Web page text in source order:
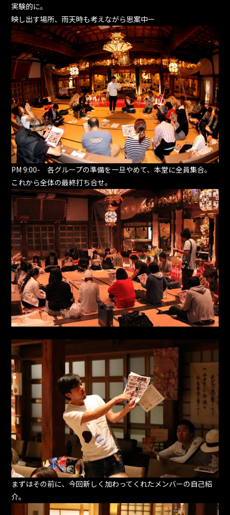
実験的に。
映し出す場所、雨天時も考えながら思案中ー
PM 9:00- 各グループの準備を一旦やめて、本堂に全員集合。
これから全体の最終打ち合せ。
まずはその前に、今回新しく加わってくれたメンバーの自己紹
介。